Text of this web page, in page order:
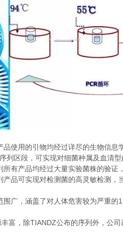
品使用的引物均经过详尽的生物信息
列区段，可实现对细菌种属及血清
所有产品均经过大量实验菌株的验证
产品可实现对检测菌的高灵敏检测，
围广，涵盖了对人体危害较为严重的
丰富，除TIANDZ公布的序列外，公